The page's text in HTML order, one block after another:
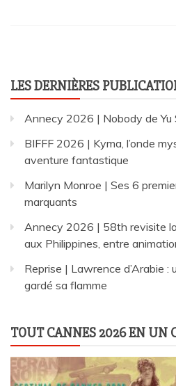
LES DERNIÈRES
Annecy 2026 | Nobody de Yu
BIFFF 2026 | Kyma, l’onde
aventure fantastique
Marilyn Monroe | Ses 6
marquants
Annecy 2026 | 58th revisite
aux Philippines, entre
Reprise | Lawrence d’Arabie :
gardé sa flamme
TOUT CANNES 2026 EN UN